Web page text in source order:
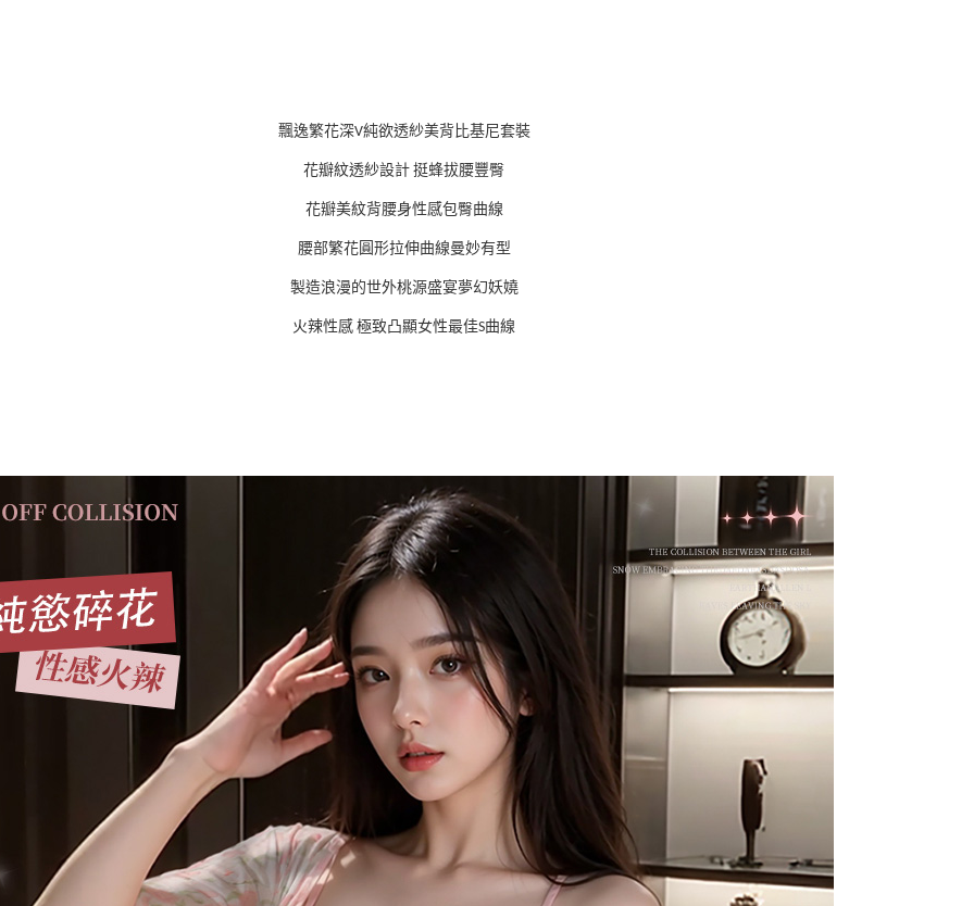
飄逸繁花深V純欲透紗美背比基尼套裝
花瓣紋透紗設計 挺蜂拔腰豐臀
花瓣美紋背腰身性感包臀曲線
腰部繁花圓形拉伸曲線曼妙有型
製造浪漫的世外桃源盛宴夢幻妖嬈
火辣性感 極致凸顯女性最佳S曲線